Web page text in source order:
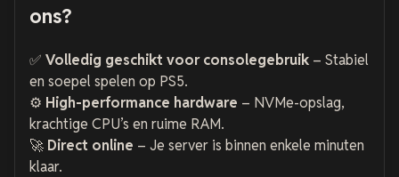
ons?
✅ Volledig geschikt voor consolegebruik – Stabiel
en soepel spelen op PS5.
⚙️ High-performance hardware – NVMe-opslag,
krachtige CPU’s en ruime RAM.
🚀 Direct online – Je server is binnen enkele minuten
klaar.